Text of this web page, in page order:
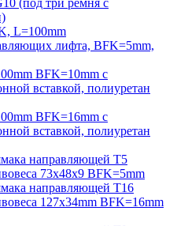
(под три ремня с
L=100mm
лифта, BFK=5mm,
BFK=10mm с
вставкой, полиуретан
BFK=16mm с
вставкой, полиуретан
направляющей T5
73х48х9 BFK=5mm
направляющей T16
127х34mm BFK=16mm